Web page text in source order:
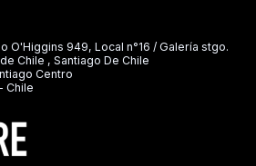
O'Higgins 949, Local n°16 / Galería stgo.
Chile , Santiago De Chile
Centro
Chile